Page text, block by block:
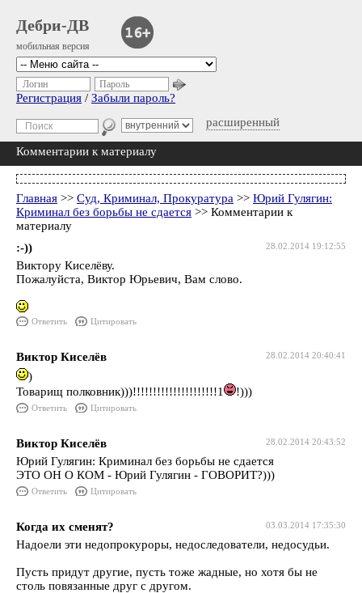
Дебри-ДВ
мобильная версия
расширенный
Логин Пароль
Регистрация / Забыли пароль?
Комментарии к материалу
Главная >> Суд, Криминал, Прокуратура >> Юрий Гулягин:
Криминал без борьбы не сдается >> Комментарии к
материалу
28.02.2014 19:12:55
:-))
Виктору Киселёву.
Пожалуйста, Виктор Юрьевич, Вам слово.
Ответить Цитировать
28.02.2014 20:40:41
Виктор Киселёв
)
Товарищ полковник)))!!!!!!!!!!!!!!!!!!!!!1
!)))
Ответить Цитировать
28.02.2014 20:43:52
Виктор Киселёв
Юрий Гулягин: Криминал без борьбы не сдается
ЭТО ОН О КОМ - Юрий Гулягин - ГОВОРИТ?)))
Ответить Цитировать
03.03.2014 17:35:30
Когда их сменят?
Надоели эти недопрокуроры, недоследователи, недосудьи.
Пусть придут другие, пусть тоже жадные, но хотя бы не
столь повязанные друг с другом.